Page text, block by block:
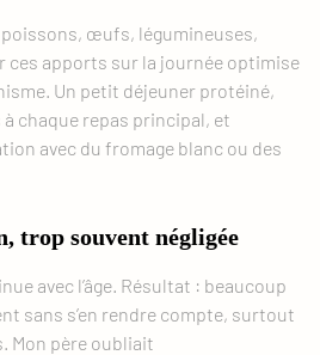
œufs, légumineuses,
apports sur la journée optimise
Un petit déjeuner protéiné,
chaque repas principal, et
avec du fromage blanc ou des
trop souvent négligée
avec l’âge. Résultat : beaucoup
sans s’en rendre compte, surtout
Mon père oubliait